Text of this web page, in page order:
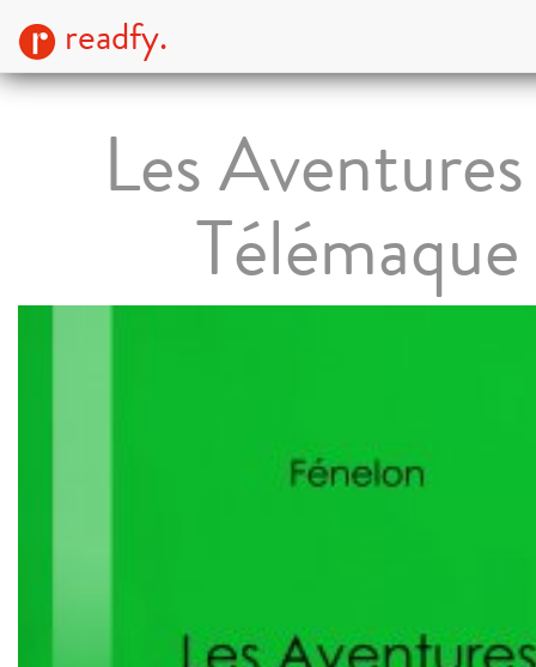
readfy.
Les
Télémaque